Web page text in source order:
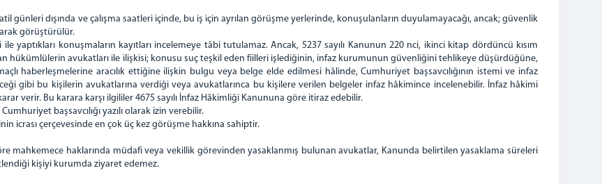
günleri dışında ve çalışma saatleri içinde, bu iş için ayrılan görüşme yerlerinde, konuşulanların duyulamayacağı, ancak; güvenlik
görüştürülür.
yaptıkları konuşmaların kayıtları incelemeye tâbi tutulamaz. Ancak, 5237 sayılı Kanunun 220 nci, ikinci kitap dördüncü kısım
hükümlülerin avukatları ile ilişkisi; konusu suç teşkil eden fiilleri işlediğinin, infaz kurumunun güvenliğini tehlikeye düşürdüğüne,
haberleşmelerine aracılık ettiğine ilişkin bulgu veya belge elde edilmesi hâlinde, Cumhuriyet başsavcılığının istemi ve infaz
gibi bu kişilerin avukatlarına verdiği veya avukatlarınca bu kişilere verilen belgeler infaz hâkimince incelenebilir. İnfaz hâkimi
verir. Bu karara karşı ilgililer 4675 sayılı İnfaz Hâkimliği Kanununa göre itiraz edebilir.
başsavcılığı yazılı olarak izin verebilir.
icrası çerçevesinde en çok üç kez görüşme hakkına sahiptir.
mahkemece haklarında müdafi veya vekillik görevinden yasaklanmış bulunan avukatlar, Kanunda belirtilen yasaklama süreleri
kişiyi kurumda ziyaret edemez.